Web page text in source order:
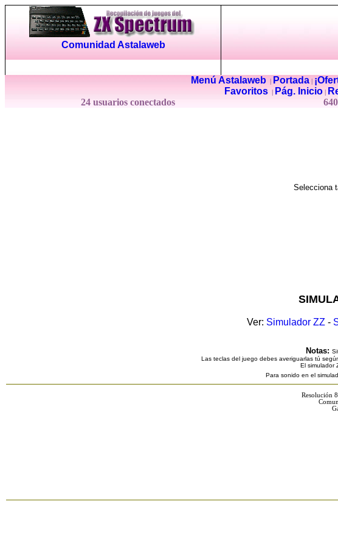
Comunidad Astalaweb
Menú Astalaweb| Portada|
Favoritos
Pág. Inicio
24 usuarios conectados
Selecciona
Ver: Simulador ZZ -
Notas:
Las teclas del juego debes averiguarlas tú
El simulador
Para sonido en el
Resolución